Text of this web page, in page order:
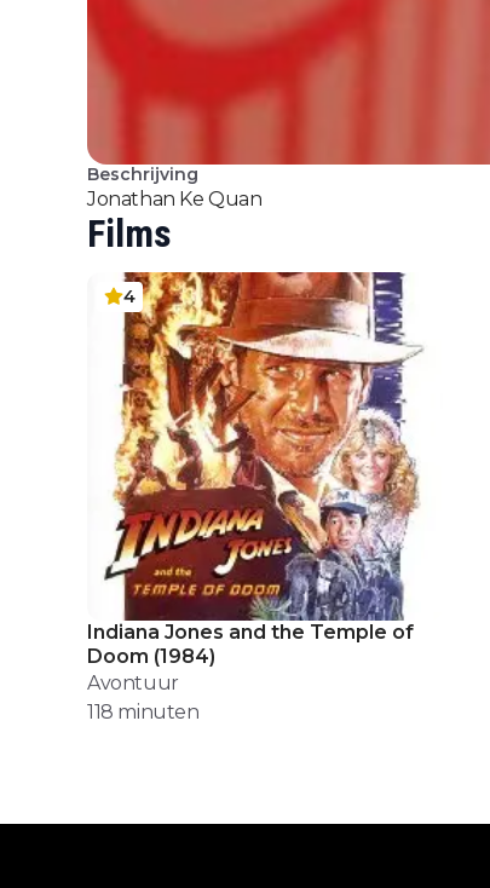
Beschrijving
Jonathan Ke Quan
Films
4
Indiana Jones and the Temple of
Doom (1984)
Avontuur
118 minuten